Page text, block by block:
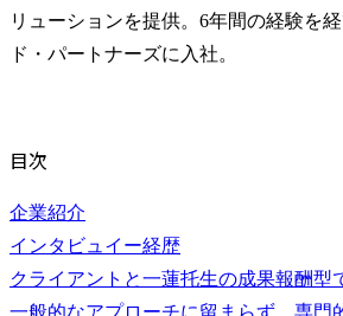
リューションを提供。6年間の経験を
ド・パートナーズに入社。
目次
企業紹介
インタビュイー経歴